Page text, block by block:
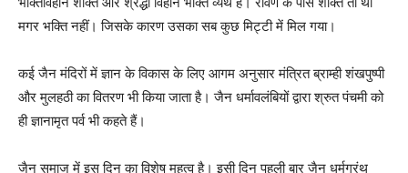
मगर भक्ति नहीं। जिसके कारण उसका सब कुछ मिट्टी में मिल गया।
कई जैन मंदिरों में ज्ञान के विकास के लिए आगम अनुसार मंत्रित ब्राम्ही शंखपुष्पी
और मुलहठी का वितरण भी किया जाता है। जैन धर्मावलंबियों द्वारा श्रुत पंचमी को
ही ज्ञानामृत पर्व भी कहते हैं।
जैन समाज में इस दिन का विशेष महत्व है। इसी दिन पहली बार जैन धर्मग्रंथ